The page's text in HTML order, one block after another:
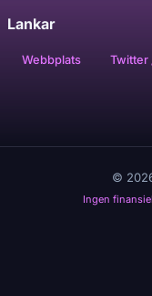
Lankar
Webbplats Twitter
Ingen
©